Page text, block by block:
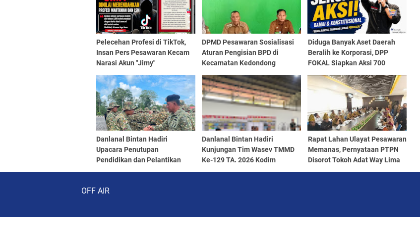
Pelecehan Profesi di TikTok,
Insan Pers Pesawaran Kecam
Narasi Akun "Jimy"
DPMD Pesawaran Sosialisasi
Aturan Pengisian BPD di
Kecamatan Kedondong
Diduga Banyak Aset Daerah
Beralih ke Korporasi, DPP
FOKAL Siapkan Aksi 700
Lampung Bentuk Pansus
Danlanal Bintan Hadiri
Upacara Penutupan
Pendidikan dan Pelantikan
Danlanal Bintan Hadiri
Kunjungan Tim Wasev TMMD
Ke-129 TA. 2026 Kodim
Rapat Lahan Ulayat Pesawaran
Memanas, Pernyataan PTPN
Disorot Tokoh Adat Way Lima
OFF AIR